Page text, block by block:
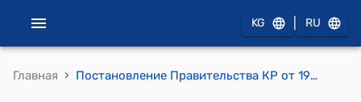
KG RU
Главная › Постановление Правительства КР от 19 декабря 2005 года № 596 " Вопросы Государственного агентства по физической культуре и спорту при Правительстве Кыргызской Республики"